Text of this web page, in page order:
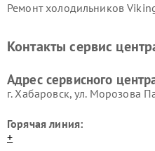
Ремонт холодильников
Контакты сервис
Адрес сервисного
г. Хабаровск, ул. Морозова
Горячая линия:
+